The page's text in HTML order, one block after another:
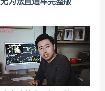
无为法直通车完整版